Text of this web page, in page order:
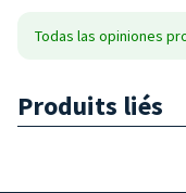
Todas las opiniones
Produits liés